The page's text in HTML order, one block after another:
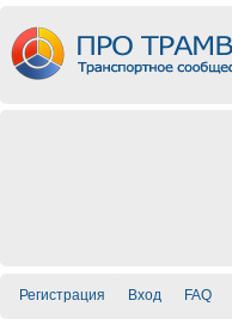
Регистрация Вход FAQ